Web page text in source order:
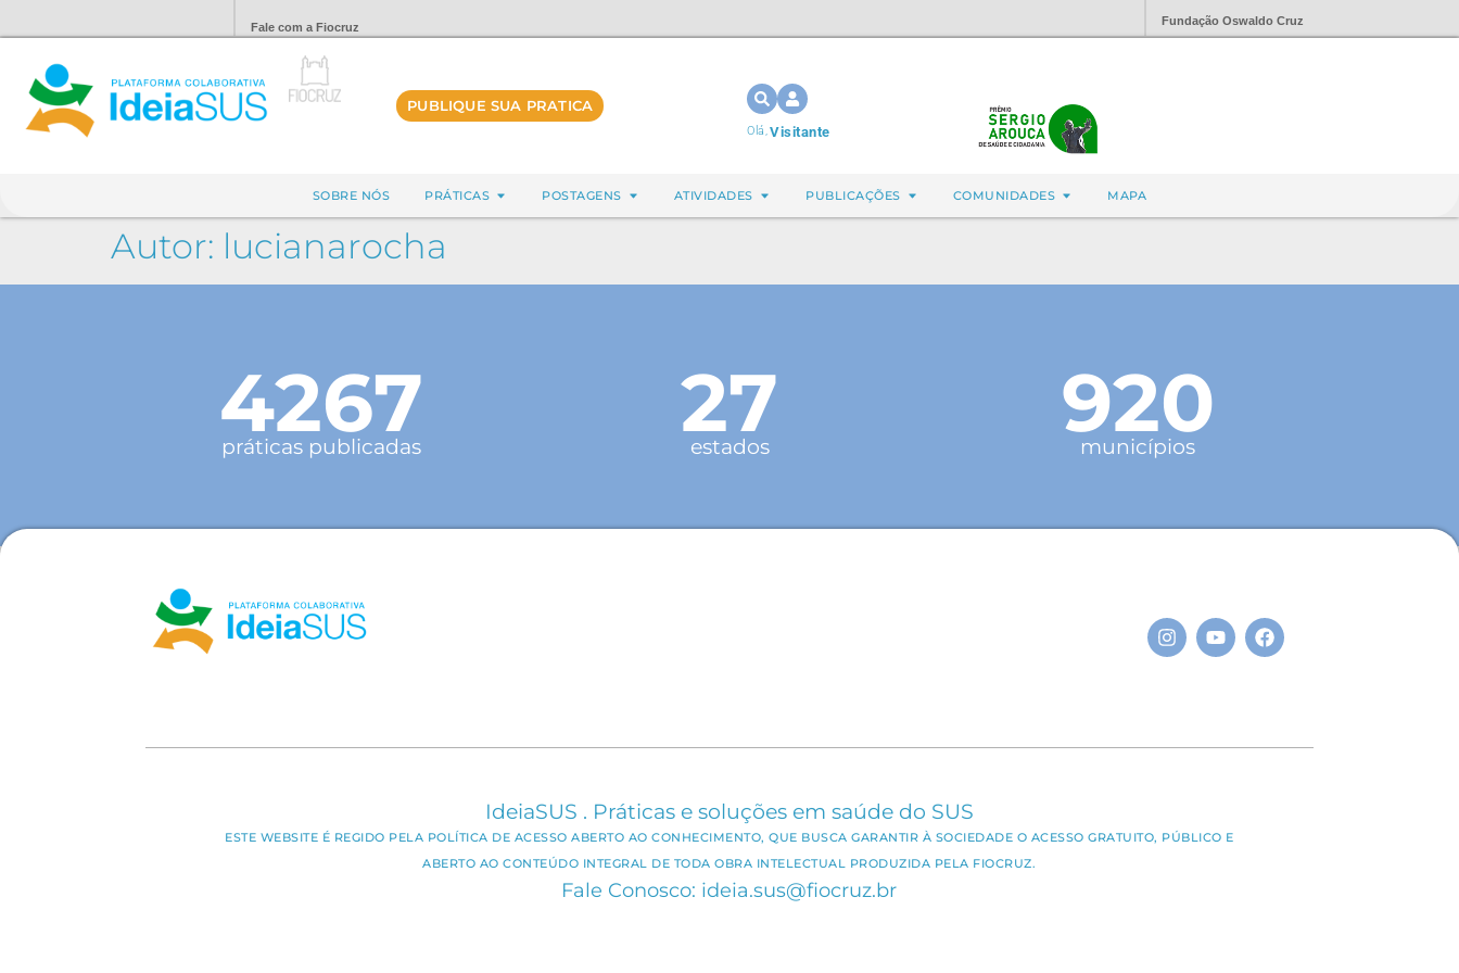
Fale com a Fiocruz Fundação Oswaldo Cruz
PUBLIQUE SUA PRATICA
Olá,Visitante
SOBRE NÓS PRÁTICAS POSTAGENS ATIVIDADES PUBLICAÇÕES COMUNIDADES MAPA
Autor: lucianarocha
4267
práticas publicadas 27
estados 920
municípios
IdeiaSUS . Práticas e soluções em saúde do SUS
ESTE WEBSITE É REGIDO PELA POLÍTICA DE ACESSO ABERTO AO CONHECIMENTO, QUE BUSCA GARANTIR À SOCIEDADE O ACESSO GRATUITO, PÚBLICO E
ABERTO AO CONTEÚDO INTEGRAL DE TODA OBRA INTELECTUAL PRODUZIDA PELA FIOCRUZ.
Fale Conosco: ideia.sus@fiocruz.br